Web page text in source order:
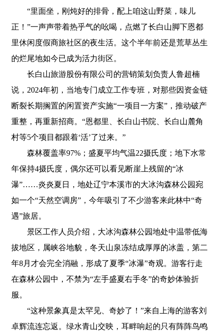
“里面坐，刚炖好的排骨，配上咱这山野菜，味儿
正！”一声声带着热乎气的吆喝，点燃了长白山脚下恩都
里休闲度假商旅社区的夜生活。这个半年前还是荒草丛生
的烂尾地如今已成为活力街区。
长白山旅游股份有限公司的营销策划负责人鲁超楠
说，2024年初，当地专门成立工作专班，对那些因资金链
断裂长期搁置的闲置资产实施“一项目一方案”，推动破产
重整，再重新招商。“恩都里、长白山书院、长白山麓角
村等5个项目都跟着‘活’了过来。”
森林覆盖率97%；盛夏平均气温22摄氏度；地下水常
年保持4摄氏度，偶尔还可以看见断崖上残留的“冰
瀑”……炎炎夏日，地处辽宁本溪市的大冰沟森林公园宛
如一个“天然空调房”，今年吸引了不少游客来此林中“奇
遇”旅居。
景区工作人员介绍，大冰沟森林公园地处中温带低海
拔地区，属峡谷地貌，冬天山泉冻结成厚厚的冰盖，第二
年8月才会完全消融，形成了夏季“冰瀑”奇观。游客行走
在森林公园中，不禁为“左手盛夏右手冬”的奇妙体验折
服。
“这种景象真是太罕见、奇妙了！”来自上海的游客刘
卓辉流连忘返。绿水青山交映，耳畔响起的只有阵阵鸟鸣